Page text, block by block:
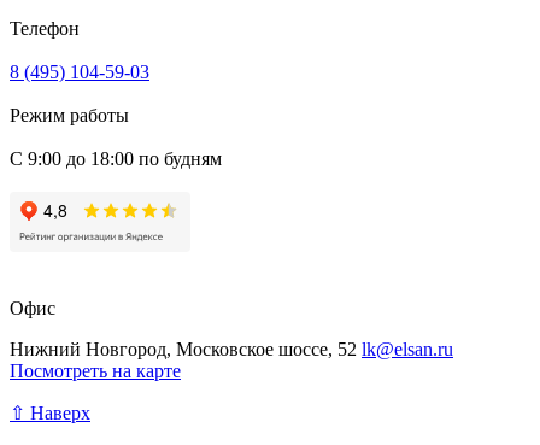
Телефон
8 (495) 104-59-03
Режим работы
С 9:00 до 18:00 по будням
Офис
Нижний Новгород, Московское шоссе, 52 lk@elsan.ru
Посмотреть на карте
⇧ Наверх